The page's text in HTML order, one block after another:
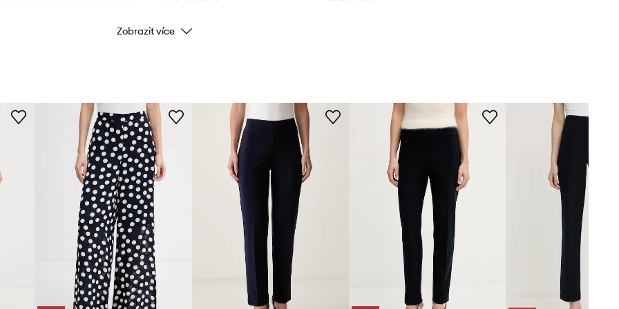
Barva výrobce
Značka Joseph Ribkoff
Zobrazit více